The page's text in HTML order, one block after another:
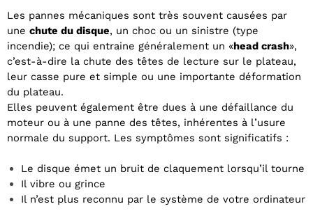
Les pannes mécaniques sont très souvent causées par
une chute du disque, un choc ou un sinistre (type
incendie); ce qui entraine généralement un «head crash»,
c’est-à-dire la chute des têtes de lecture sur le plateau,
leur casse pure et simple ou une importante déformation
du plateau.
Elles peuvent également être dues à une défaillance du
moteur ou à une panne des têtes, inhérentes à l’usure
normale du support. Les symptômes sont significatifs :
Le disque émet un bruit de claquement lorsqu’il tourne
Il vibre ou grince
Il n’est plus reconnu par le système de votre ordinateur